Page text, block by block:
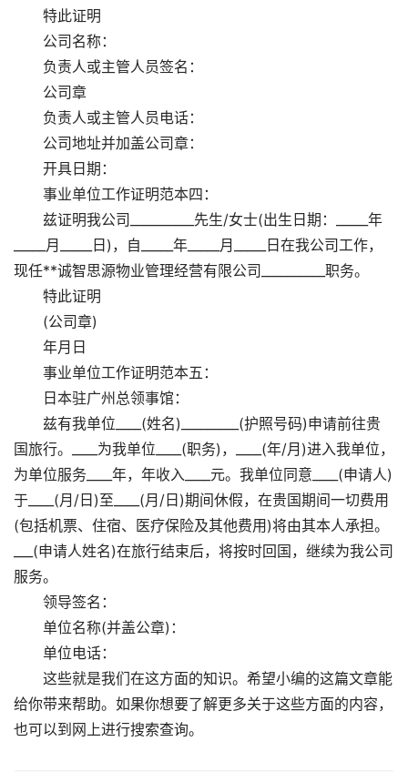
特此证明
公司名称：
负责人或主管人员签名：
公司章
负责人或主管人员电话：
公司地址并加盖公司章：
开具日期：
事业单位工作证明范本四：
兹证明我公司__________先生/女士(出生日期：_____年
_____月_____日)，自_____年_____月_____日在我公司工作，
现任**诚智思源物业管理经营有限公司__________职务。
特此证明
(公司章)
年月日
事业单位工作证明范本五：
日本驻广州总领事馆：
兹有我单位____(姓名)_________(护照号码)申请前往贵
国旅行。____为我单位____(职务)，____(年/月)进入我单位，
为单位服务____年，年收入____元。我单位同意____(申请人)
于____(月/日)至____(月/日)期间休假，在贵国期间一切费用
(包括机票、住宿、医疗保险及其他费用)将由其本人承担。
___(申请人姓名)在旅行结束后，将按时回国，继续为我公司
服务。
领导签名：
单位名称(并盖公章)：
单位电话：
这些就是我们在这方面的知识。希望小编的这篇文章能
给你带来帮助。如果你想要了解更多关于这些方面的内容，
也可以到网上进行搜索查询。